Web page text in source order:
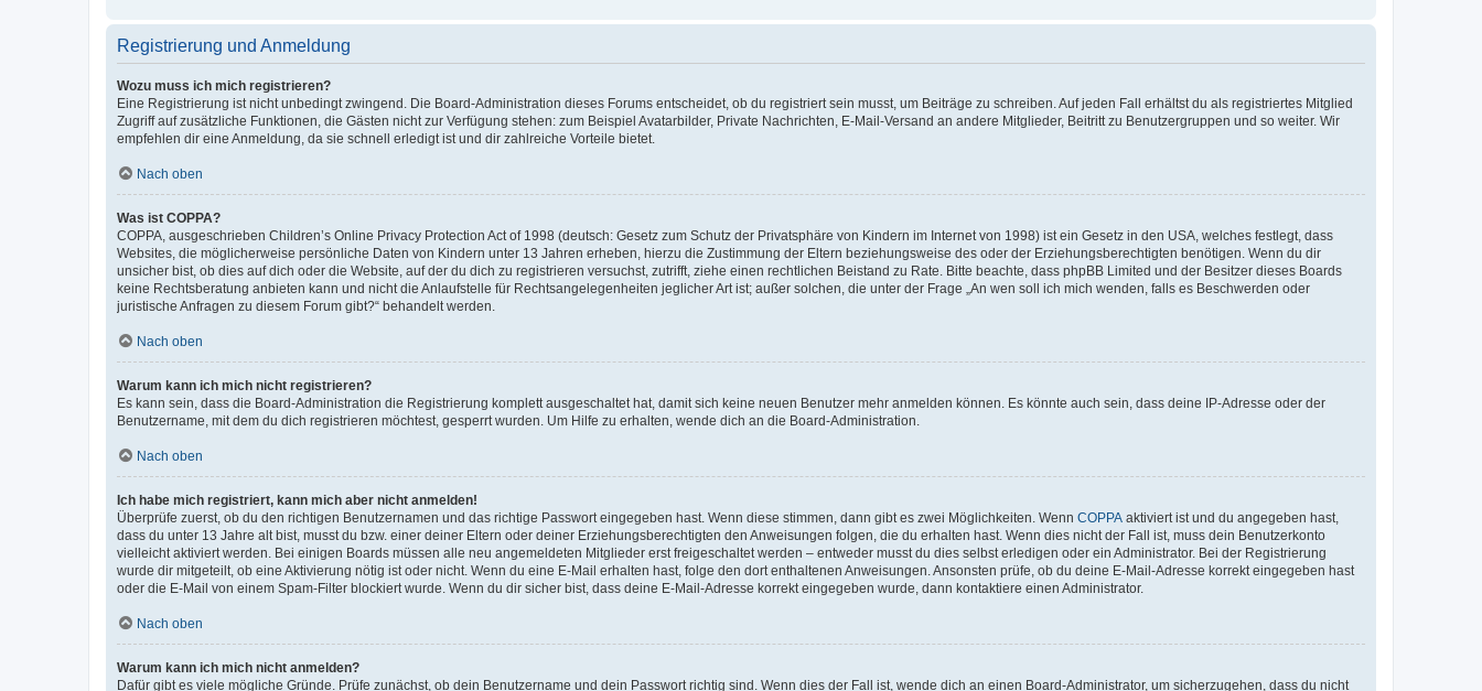
Registrierung und Anmeldung
Wozu muss ich mich registrieren?
Eine Registrierung ist nicht unbedingt zwingend. Die Board-Administration dieses Forums entscheidet, ob du registriert sein musst, um Beiträge zu schreiben. Auf jeden Fall erhältst du als registriertes Mitglied
Zugriff auf zusätzliche Funktionen, die Gästen nicht zur Verfügung stehen: zum Beispiel Avatarbilder, Private Nachrichten, E-Mail-Versand an andere Mitglieder, Beitritt zu Benutzergruppen und so weiter. Wir
empfehlen dir eine Anmeldung, da sie schnell erledigt ist und dir zahlreiche Vorteile bietet.
Nach oben
Was ist COPPA?
COPPA, ausgeschrieben Children’s Online Privacy Protection Act of 1998 (deutsch: Gesetz zum Schutz der Privatsphäre von Kindern im Internet von 1998) ist ein Gesetz in den USA, welches festlegt, dass
Websites, die möglicherweise persönliche Daten von Kindern unter 13 Jahren erheben, hierzu die Zustimmung der Eltern beziehungsweise des oder der Erziehungsberechtigten benötigen. Wenn du dir
unsicher bist, ob dies auf dich oder die Website, auf der du dich zu registrieren versuchst, zutrifft, ziehe einen rechtlichen Beistand zu Rate. Bitte beachte, dass phpBB Limited und der Besitzer dieses Boards
keine Rechtsberatung anbieten kann und nicht die Anlaufstelle für Rechtsangelegenheiten jeglicher Art ist; außer solchen, die unter der Frage „An wen soll ich mich wenden, falls es Beschwerden oder
juristische Anfragen zu diesem Forum gibt?“ behandelt werden.
Nach oben
Warum kann ich mich nicht registrieren?
Es kann sein, dass die Board-Administration die Registrierung komplett ausgeschaltet hat, damit sich keine neuen Benutzer mehr anmelden können. Es könnte auch sein, dass deine IP-Adresse oder der
Benutzername, mit dem du dich registrieren möchtest, gesperrt wurden. Um Hilfe zu erhalten, wende dich an die Board-Administration.
Nach oben
Ich habe mich registriert, kann mich aber nicht anmelden!
Überprüfe zuerst, ob du den richtigen Benutzernamen und das richtige Passwort eingegeben hast. Wenn diese stimmen, dann gibt es zwei Möglichkeiten. Wenn COPPA aktiviert ist und du angegeben hast,
dass du unter 13 Jahre alt bist, musst du bzw. einer deiner Eltern oder deiner Erziehungsberechtigten den Anweisungen folgen, die du erhalten hast. Wenn dies nicht der Fall ist, muss dein Benutzerkonto
vielleicht aktiviert werden. Bei einigen Boards müssen alle neu angemeldeten Mitglieder erst freigeschaltet werden – entweder musst du dies selbst erledigen oder ein Administrator. Bei der Registrierung
wurde dir mitgeteilt, ob eine Aktivierung nötig ist oder nicht. Wenn du eine E-Mail erhalten hast, folge den dort enthaltenen Anweisungen. Ansonsten prüfe, ob du deine E-Mail-Adresse korrekt eingegeben hast
oder die E-Mail von einem Spam-Filter blockiert wurde. Wenn du dir sicher bist, dass deine E-Mail-Adresse korrekt eingegeben wurde, dann kontaktiere einen Administrator.
Nach oben
Warum kann ich mich nicht anmelden?
Dafür gibt es viele mögliche Gründe. Prüfe zunächst, ob dein Benutzername und dein Passwort richtig sind. Wenn dies der Fall ist, wende dich an einen Board-Administrator, um sicherzugehen, dass du nicht